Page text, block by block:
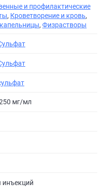
и профилактические
, Кроветворение и кровь,
, Физрастворы
мг/мл
инъекций